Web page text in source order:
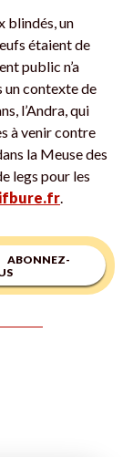
blindés, un
étaient de
public n’a
un contexte de
l’Andra, qui
à venir contre
la Meuse des
legs pour les
ABONNEZ-